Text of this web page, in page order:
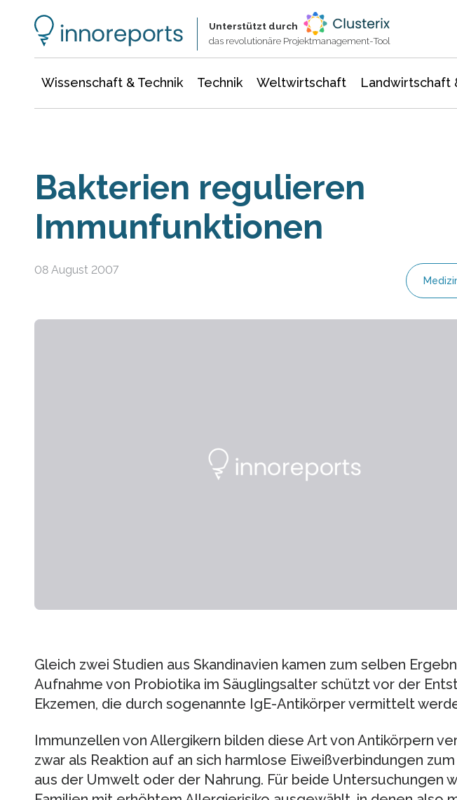
Unterstützt durch
das revolutionäre Projektmanagement-Tool
Wissenschaft & Technik Technik Weltwirtschaft Landwirtschaft
Bakterien regulieren
Immunfunktionen
08 August 2007
Gleich zwei Studien aus Skandinavien kamen zum selben
Aufnahme von Probiotika im Säuglingsalter schützt vor der
Ekzemen, die durch sogenannte IgE-Antikörper vermittelt
Immunzellen von Allergikern bilden diese Art von Antikörpern
zwar als Reaktion auf an sich harmlose Eiweißverbindungen
aus der Umwelt oder der Nahrung. Für beide Untersuchungen